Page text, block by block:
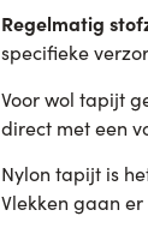
Regelmatig
specifieke
Voor wol tapijt
direct met een
Nylon tapijt is
Vlekken gaan